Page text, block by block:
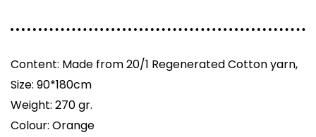
Content: Made from 20/1 Regenerated Cotton yarn,
Size: 90*180cm
Weight: 270 gr.
Colour: Orange